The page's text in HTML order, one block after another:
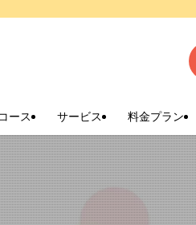
ース サービス 料金プラン